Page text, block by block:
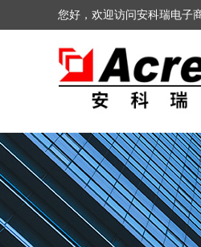
您好，欢迎访问安科瑞电子